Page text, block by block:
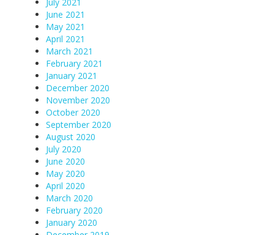
June 2021
May 2021
April 2021
March 2021
February 2021
January 2021
December 2020
November 2020
October 2020
September 2020
August 2020
July 2020
June 2020
May 2020
April 2020
March 2020
February 2020
January 2020